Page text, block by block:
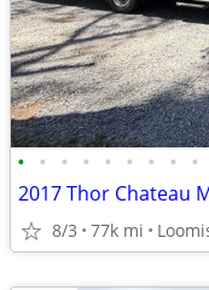
• • • • • • • • •
2017 Thor Chateau
8/3 77k mi